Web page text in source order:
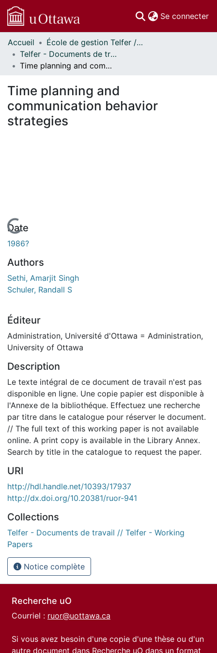
Se connecter
Communautés
et collections
Parcourir
À propos
Accueil
École de gestion Telfer // Telfer School of Management
Telfer - Documents de travail // Telfer - Working Papers
Time planning and communication behavior strategies
Time planning and
communication behavior
strategies
En cours de chargement...
Date
1986?
Authors
Sethi, Amarjit Singh
Schuler, Randall S
Éditeur
Administration, Université d'Ottawa = Administration,
University of Ottawa
Description
Le texte intégral de ce document de travail n'est pas
disponible en ligne. Une copie papier est disponible à
l'Annexe de la bibliothéque. Effectuez une recherche
par titre dans le catalogue pour réserver le document.
// The full text of this working paper is not available
online. A print copy is available in the Library Annex.
Search by title in the catalogue to request the paper.
URI
http://hdl.handle.net/10393/17937
http://dx.doi.org/10.20381/ruor-941
Collections
Telfer - Documents de travail // Telfer - Working
Papers
Notice complète
Recherche uO
Courriel : ruor@uottawa.ca
Si vous avez besoin d'une copie d'une thèse ou d'un
autre document dans Recherche uO dans un format